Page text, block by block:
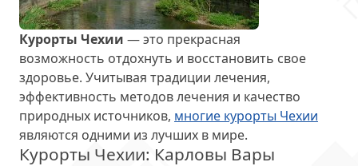
Курорты Чехии — это прекрасная
возможность отдохнуть и восстановить свое
здоровье. Учитывая традиции лечения,
эффективность методов лечения и качество
природных источников, многие курорты Чехии
являются одними из лучших в мире.
Курорты Чехии: Карловы Вары